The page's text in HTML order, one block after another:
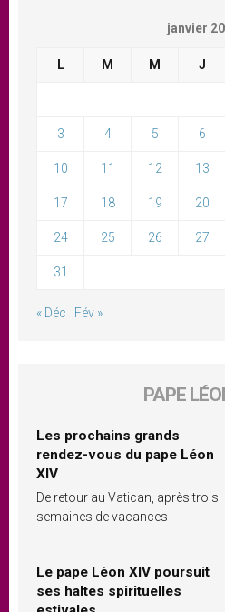
janvier
L M M J
3 4 5 6
10 11 12 13
17 18 19 20
24 25 26 27
31
« Déc Fév »
PAPE
Les prochains grands
rendez-vous du pape Léon
XIV
De retour au Vatican, après trois
semaines de vacances
Le pape Léon XIV poursuit
ses haltes spirituelles